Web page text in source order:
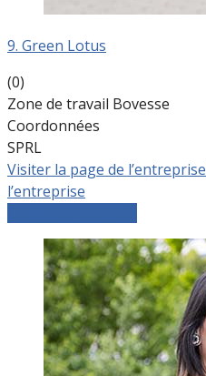
9. Green Lotus
(0)
Zone de travail Bovesse
Coordonnées
SPRL
Visiter la page de l’entreprise
l’entreprise